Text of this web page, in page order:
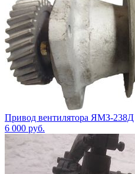
Привод вентилятора ЯМЗ-238Д
6 000 руб.